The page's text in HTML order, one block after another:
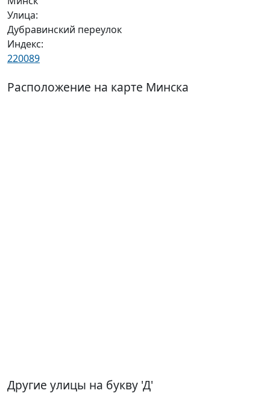
Улица:
Дубравинский переулок
Индекс:
220089
Расположение на карте Минска
Другие улицы на букву 'Д'